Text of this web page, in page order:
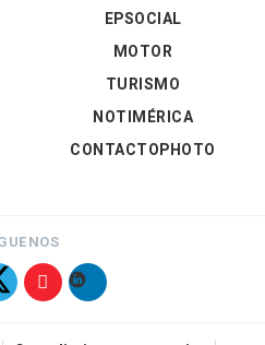
EPSOCIAL
MOTOR
TURISMO
NOTIMÉRICA
CONTACTOPHOTO